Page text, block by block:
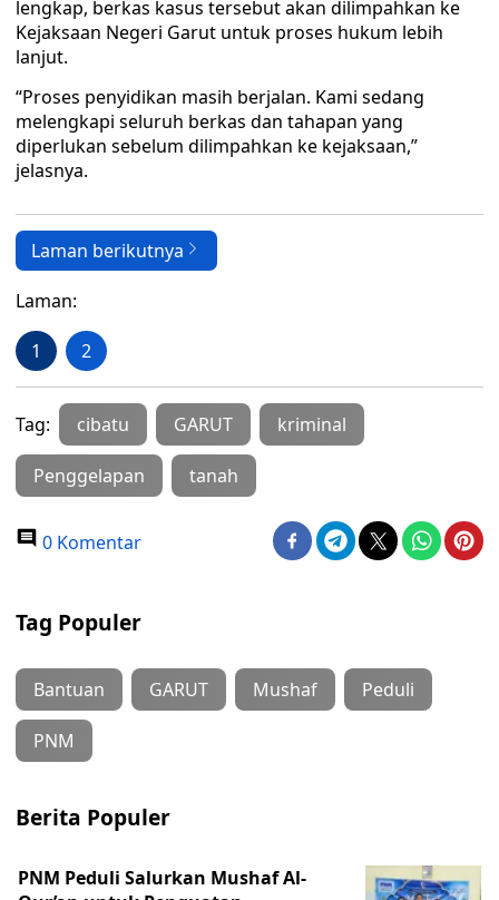
lengkap, berkas kasus tersebut akan dilimpahkan ke
Kejaksaan Negeri Garut untuk proses hukum lebih
lanjut.
“Proses penyidikan masih berjalan. Kami sedang
melengkapi seluruh berkas dan tahapan yang
diperlukan sebelum dilimpahkan ke kejaksaan,”
jelasnya.
Laman berikutnya
Laman:
1 2
Tag: cibatu GARUT kriminal
Penggelapan tanah
0 Komentar
Tag Populer
Bantuan GARUT Mushaf Peduli
PNM
Berita Populer
PNM Peduli Salurkan Mushaf Al-